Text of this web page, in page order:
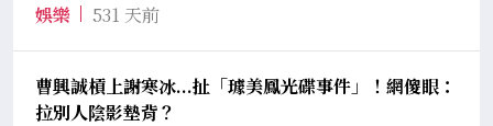
娛樂
531 天前
曹興誠槓上謝寒冰...扯「璩美鳳光碟事件」！網傻眼：
拉別人陰影墊背？